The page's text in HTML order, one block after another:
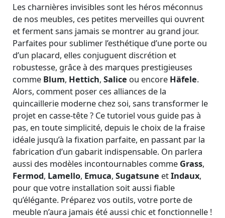
Les charnières invisibles sont les héros méconnus
de nos meubles, ces petites merveilles qui ouvrent
et ferment sans jamais se montrer au grand jour.
Parfaites pour sublimer l’esthétique d’une porte ou
d’un placard, elles conjuguent discrétion et
robustesse, grâce à des marques prestigieuses
comme Blum, Hettich,Salice ou encore Häfele.
Alors, comment poser ces alliances de la
quincaillerie moderne chez soi, sans transformer le
projet en casse-tête ? Ce tutoriel vous guide pas à
pas, en toute simplicité, depuis le choix de la fraise
idéale jusqu’à la fixation parfaite, en passant par la
fabrication d’un gabarit indispensable. On parlera
aussi des modèles incontournables comme Grass,
Fermod, Lamello, Emuca,Sugatsune etIndaux,
pour que votre installation soit aussi fiable
qu’élégante. Préparez vos outils, votre porte de
meuble n’aura jamais été aussi chic et fonctionnelle !